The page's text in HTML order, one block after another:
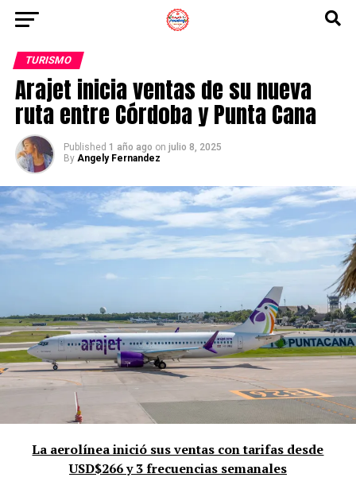
TURISMO
Arajet inicia ventas de su nueva
ruta entre Córdoba y Punta Cana
Published 1 año ago on julio 8, 2025
By Angely Fernandez
La aerolínea inició sus ventas con tarifas desde
USD$266 y 3 frecuencias semanales